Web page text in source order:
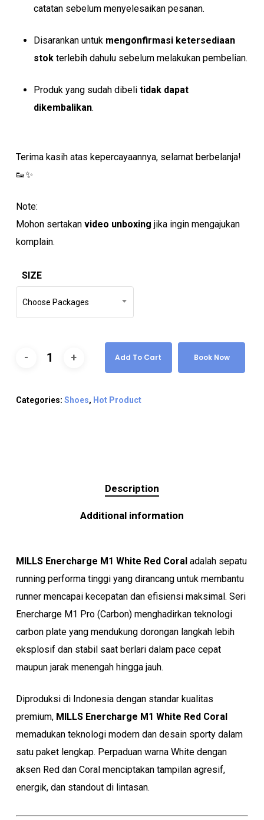
catatan sebelum menyelesaikan pesanan.
Disarankan untuk mengonfirmasi ketersediaan
stokterlebih dahulu sebelum melakukan pembelian.
Produk yang sudah dibeli tidak dapat
dikembalikan.
Terima kasih atas kepercayaannya, selamat berbelanja!
👟✨
Note:
Mohon sertakan video unboxing jika ingin mengajukan
komplain.
SIZE
Choose Packages
Add To Cart Book Now
Categories: Shoes, Hot Product
Description
Additional information
MILLS Enercharge M1 White Red Coral adalah sepatu
running performa tinggi yang dirancang untuk membantu
runner mencapai kecepatan dan efisiensi maksimal. Seri
Enercharge M1 Pro (Carbon) menghadirkan teknologi
carbon plate yang mendukung dorongan langkah lebih
eksplosif dan stabil saat berlari dalam pace cepat
maupun jarak menengah hingga jauh.
Diproduksi di Indonesia dengan standar kualitas
premium, MILLS Enercharge M1 White Red Coral
memadukan teknologi modern dan desain sporty dalam
satu paket lengkap. Perpaduan warna White dengan
aksen Red dan Coral menciptakan tampilan agresif,
energik, dan standout di lintasan.